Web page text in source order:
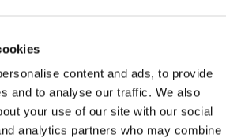
content and ads, to provide
and to analyse our traffic. We also
your use of our site with our social
analytics partners who may combine